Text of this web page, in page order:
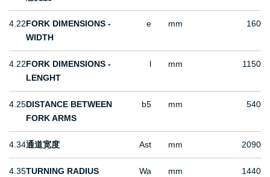
4.22FORK DIMENSIONS -
WIDTH
e mm 160
4.22FORK DIMENSIONS -
LENGHT
l mm 1150
4.25DISTANCE BETWEEN
FORK ARMS
b5 mm 540
4.34通道宽度 Ast mm 2090
4.35TURNING RADIUS Wa mm 1440